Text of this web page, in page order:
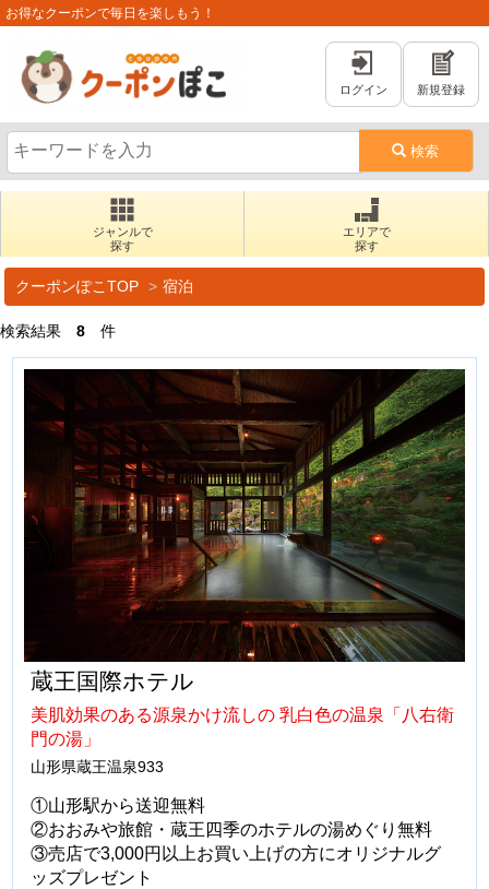
お得なクーポンで毎日を楽しもう！
検索
ログイン 新規登録
ジャンルで
探す
エリアで
探す
クーポンぽこTOP 宿泊
検索結果 8 件
蔵王国際ホテル
美肌効果のある源泉かけ流しの 乳白色の温泉「八右衛
門の湯」
山形県蔵王温泉933
①山形駅から送迎無料
②おおみや旅館・蔵王四季のホテルの湯めぐり無料
③売店で3,000円以上お買い上げの方にオリジナルグ
ッズプレゼント